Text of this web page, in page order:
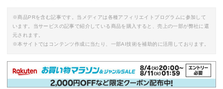
※商品PRを含む記事です。当メディアは各種アフィリエイトプログラムに参加して
います。当サービスの記事で紹介している商品を購入すると、売上の一部が弊社に還
元されます。
※本サイトではコンテンツ作成に当たり、一部AI技術を補助的に活用しております。